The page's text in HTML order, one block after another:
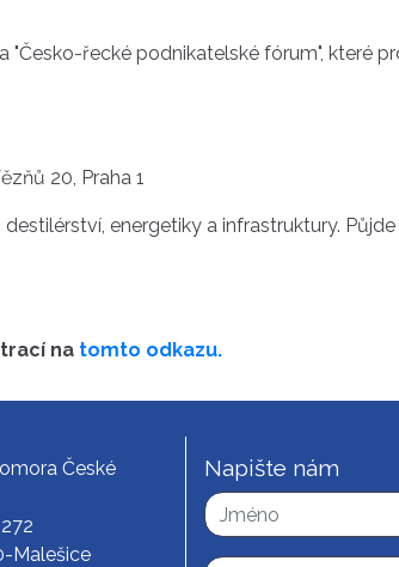
řecké podnikatelské fórum", které
20, Praha 1
energetiky a infrastruktury.
na tomto odkazu.
České
Malešice
Napište nám